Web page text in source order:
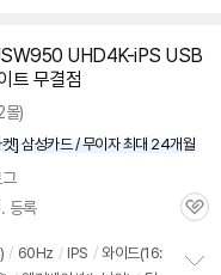
UHD4K-iPS USB
트 무결점
몰)
] 삼성카드 / 무이자 최대 24개월
등록
관
/ 60Hz / IPS / 와이드(16: